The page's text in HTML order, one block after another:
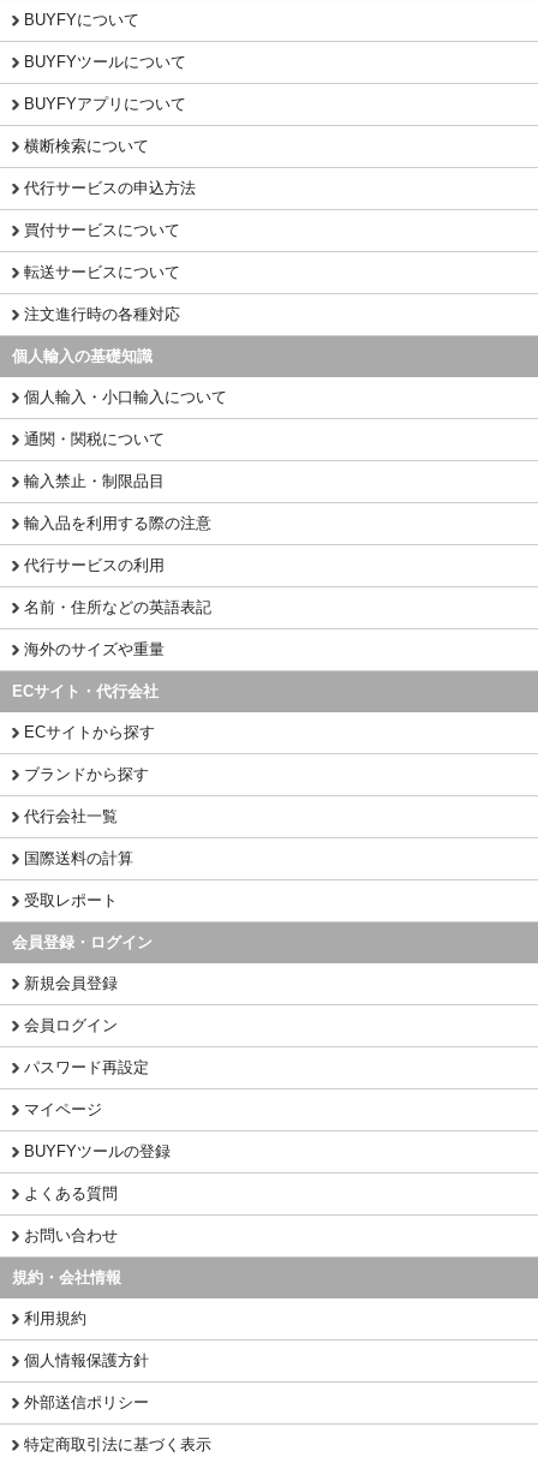
BUYFYについて
BUYFYツールについて
BUYFYアプリについて
横断検索について
代行サービスの申込方法
買付サービスについて
転送サービスについて
注文進行時の各種対応
個人輸入の基礎知識
個人輸入・小口輸入について
通関・関税について
輸入禁止・制限品目
輸入品を利用する際の注意
代行サービスの利用
名前・住所などの英語表記
海外のサイズや重量
ECサイト・代行会社
ECサイトから探す
ブランドから探す
代行会社一覧
国際送料の計算
受取レポート
会員登録・ログイン
新規会員登録
会員ログイン
パスワード再設定
マイページ
BUYFYツールの登録
よくある質問
お問い合わせ
規約・会社情報
利用規約
個人情報保護方針
外部送信ポリシー
特定商取引法に基づく表示